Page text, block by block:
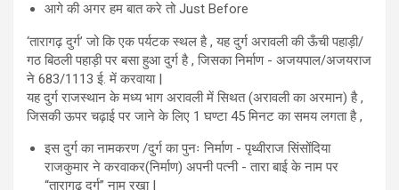
आगे की अगर हम बात करे तो Just Before
‘तारागढ़ दुर्ग’ जो कि एक पर्यटक स्थल है , यह दुर्ग अरावली की ऊँची पहाड़ी/
गठ बिठली पहाड़ी पर बसा हुआ दुर्ग है , जिसका निर्माण - अजयपाल/अजयराज
ने 683/1113 ई. में करवाया |
यह दुर्ग राजस्थान के मध्य भाग अरावली में सिथत (अरावली का अरमान) है ,
जिसकी ऊपर चढ़ाई पर जाने के लिए 1 घण्टा 45 मिनट का समय लगता है ,
इस दुर्ग का नामकरण /दुर्ग का पुनः निर्माण - पृथ्वीराज सिंसोंदिया
राजकुमार ने करवाकर(निर्माण) अपनी पत्नी - तारा बाई के नाम पर
“तारागढ़ दुर्ग” नाम रखा |